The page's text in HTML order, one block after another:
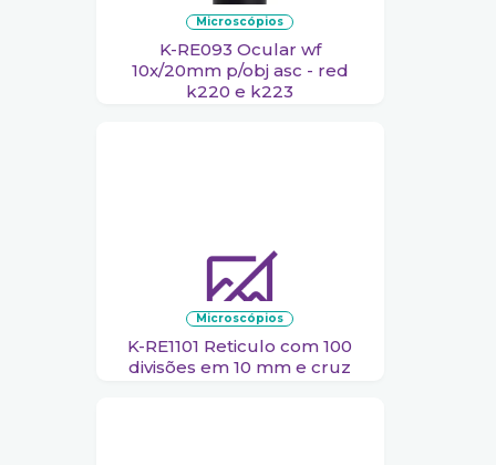
microscópios
K-RE093 Ocular wf
10x/20mm p/obj asc - red
k220 e k223
microscópios
K-RE1101 Reticulo com 100
divisões em 10 mm e cruz